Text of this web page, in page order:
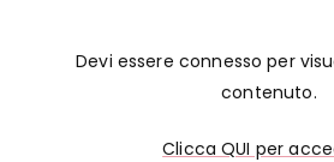
Devi essere connesso per
contenuto.
Clicca QUI per